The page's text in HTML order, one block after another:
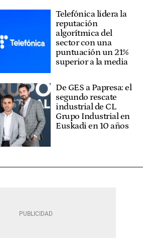
Telefónica lidera la
reputación
algorítmica del
sector con una
puntuación un 21%
superior a la media
De GES a Papresa: el
segundo rescate
industrial de CL
Grupo Industrial en
Euskadi en 10 años